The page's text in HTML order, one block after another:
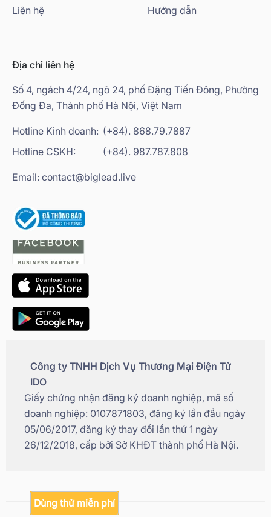
Dùng thử miễn phí
Liên hệ Hướng dẫn
Địa chỉ liên hệ
Số 4, ngách 4/24, ngõ 24, phố Đặng Tiến Đông, Phường
Đống Đa, Thành phố Hà Nội, Việt Nam
Hotline Kinh doanh: (+84). 868.79.7887
Hotline CSKH:
(+84). 987.787.808
Email: contact@biglead.live
Công ty TNHH Dịch Vụ Thương Mại Điện Tử
IDO
Giấy chứng nhận đăng ký doanh nghiệp, mã số
doanh nghiệp: 0107871803, đăng ký lần đầu ngày
05/06/2017, đăng ký thay đổi lần thứ 1 ngày
26/12/2018, cấp bởi Sở KHĐT thành phố Hà Nội.